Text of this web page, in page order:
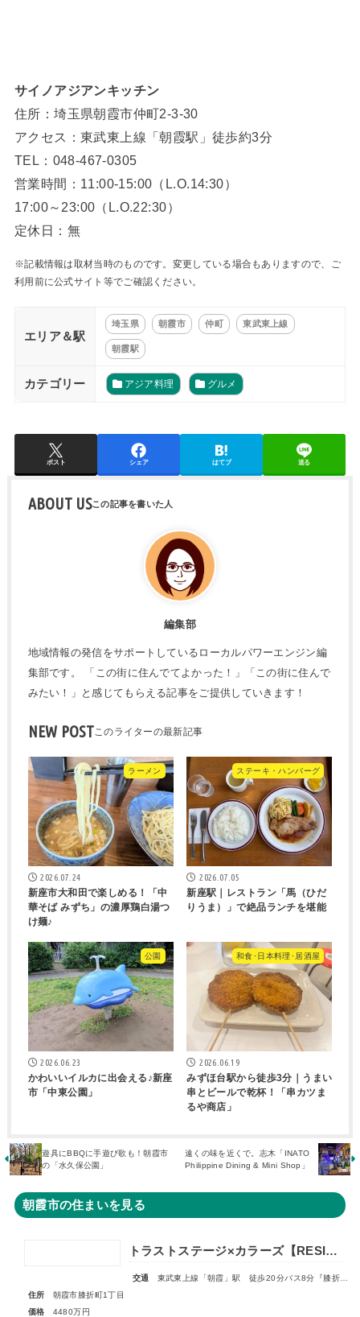
サイノアジアンキッチン
住所：埼玉県朝霞市仲町2-3-30
アクセス：東武東上線「朝霞駅」徒歩約3分
TEL：048-467-0305
営業時間：11:00-15:00（L.O.14:30）
17:00～23:00（L.O.22:30）
定休日：無
※記載情報は取材当時のものです。変更している場合もありますので、ご
利用前に公式サイト等でご確認ください。
エリア＆駅
埼玉県 朝霞市 仲町 東武東上線
朝霞駅
カテゴリー アジア料理 グルメ
ポスト シェア はてブ 送る
ABOUT US
編集部
地域情報の発信をサポートしているローカルパワーエンジン編
集部です。 「この街に住んでてよかった！」「この街に住んで
みたい！」と感じてもらえる記事をご提供していきます！
NEW POST
ラーメン
2026.07.24
新座市大和田で楽しめる！「中
華そば みずち」の濃厚鶏白湯つ
け麺♪
ステーキ・ハンバーグ
2026.07.05
新座駅｜レストラン「馬（ひだ
りうま）」で絶品ランチを堪能
公園
2026.06.23
かわいいイルカに出会える♪新座
市「中東公園」
和食･日本料理･居酒屋
2026.06.19
みずほ台駅から徒歩3分｜うまい
串とビールで乾杯！「串カツま
るや商店」
遊具にBBQに手遊び歌も！朝霞市
の「水久保公園」
遠くの味を近くで。志木「INATO
Philippine Dining & Mini Shop」
朝霞市の住まいを見る
トラストステージ×カラーズ【RESIDENCE】朝霞市膝折町1丁目12期 全2棟◇最終1棟◇
交通
東武東上線「朝霞」駅 徒歩20分バス8分『膝折町一丁目』停歩3分
住所
朝霞市膝折町1丁目
価格
4480万円